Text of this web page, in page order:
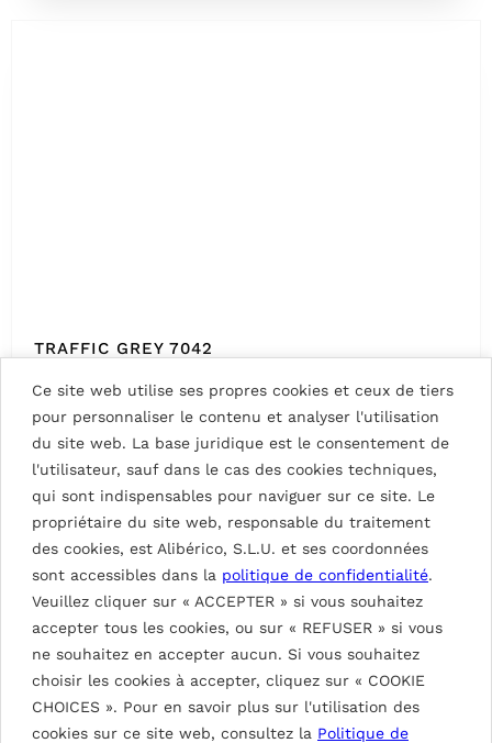
Ce site web utilise ses propres cookies et ceux de tiers
pour personnaliser le contenu et analyser l'utilisation
du site web. La base juridique est le consentement de
l'utilisateur, sauf dans le cas des cookies techniques,
qui sont indispensables pour naviguer sur ce site. Le
propriétaire du site web, responsable du traitement
des cookies, est Alibérico, S.L.U. et ses coordonnées
sont accessibles dans la politique de confidentialité.
Veuillez cliquer sur « ACCEPTER » si vous souhaitez
accepter tous les cookies, ou sur « REFUSER » si vous
ne souhaitez en accepter aucun. Si vous souhaitez
choisir les cookies à accepter, cliquez sur « COOKIE
CHOICES ». Pour en savoir plus sur l'utilisation des
cookies sur ce site web, consultez la Politique de
TRAFFIC GREY 7042
WINDOW GREY 7040